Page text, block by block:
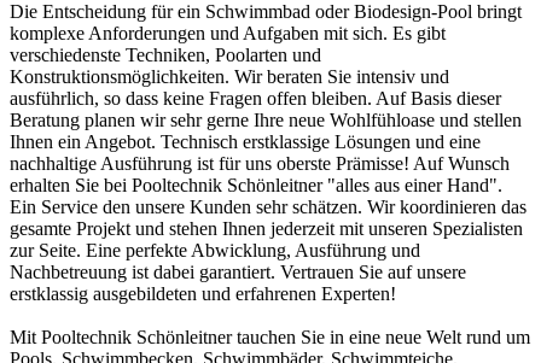
Die Entscheidung für ein Schwimmbad oder Biodesign-Pool bringt
komplexe Anforderungen und Aufgaben mit sich. Es gibt
verschiedenste Techniken, Poolarten und
Konstruktionsmöglichkeiten. Wir beraten Sie intensiv und
ausführlich, so dass keine Fragen offen bleiben. Auf Basis dieser
Beratung planen wir sehr gerne Ihre neue Wohlfühloase und stellen
Ihnen ein Angebot. Technisch erstklassige Lösungen und eine
nachhaltige Ausführung ist für uns oberste Prämisse! Auf Wunsch
erhalten Sie bei Pooltechnik Schönleitner "alles aus einer Hand".
Ein Service den unsere Kunden sehr schätzen. Wir koordinieren das
gesamte Projekt und stehen Ihnen jederzeit mit unseren Spezialisten
zur Seite. Eine perfekte Abwicklung, Ausführung und
Nachbetreuung ist dabei garantiert. Vertrauen Sie auf unsere
erstklassig ausgebildeten und erfahrenen Experten!
Mit Pooltechnik Schönleitner tauchen Sie in eine neue Welt rund um